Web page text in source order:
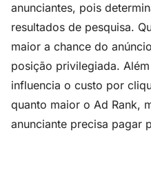
anunciantes, pois
resultados de pesquisa.
maior a chance do
posição privilegiada.
influencia o custo por
quanto maior o Ad Rank,
anunciante precisa pagar